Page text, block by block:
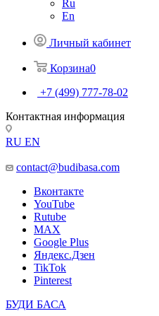
Ru
En
Личный кабинет
Корзина0
+7 (499) 777-78-02
Контактная информация
RU EN
contact@budibasa.com
Вконтакте
YouTube
Rutube
MAX
Google Plus
Яндекс.Дзен
TikTok
Pinterest
БУДИ БАСА